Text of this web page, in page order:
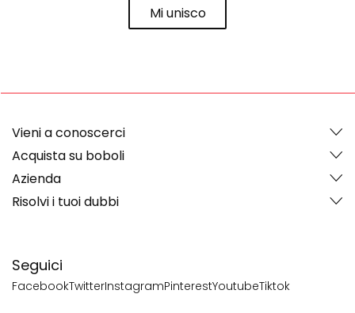
Mi unisco
Seguici
FacebookTwitterInstagramPinterestYoutubeTiktok
Vieni a conoscerci
Acquista su boboli
Azienda
Risolvi i tuoi dubbi